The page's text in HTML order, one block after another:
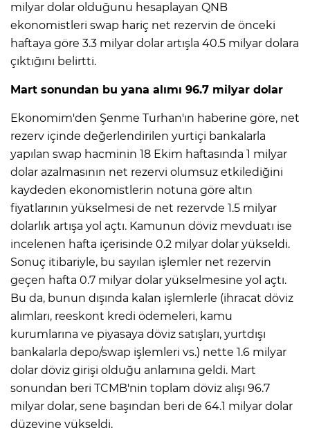
milyar dolar olduğunu hesaplayan QNB
ekonomistleri swap hariç net rezervin de önceki
haftaya göre 3.3 milyar dolar artışla 40.5 milyar dolara
çıktığını belirtti.
Mart sonundan bu yana alımı 96.7 milyar dolar
Ekonomim'den Şenme Turhan'ın haberine göre, net
rezerv içinde değerlendirilen yurtiçi bankalarla
yapılan swap hacminin 18 Ekim haftasında 1 milyar
dolar azalmasının net rezervi olumsuz etkilediğini
kaydeden ekonomistlerin notuna göre altın
fiyatlarının yükselmesi de net rezervde 1.5 milyar
dolarlık artışa yol açtı. Kamunun döviz mevduatı ise
incelenen hafta içerisinde 0.2 milyar dolar yükseldi.
Sonuç itibariyle, bu sayılan işlemler net rezervin
geçen hafta 0.7 milyar dolar yükselmesine yol açtı.
Bu da, bunun dışında kalan işlemlerle (ihracat döviz
alımları, reeskont kredi ödemeleri, kamu
kurumlarına ve piyasaya döviz satışları, yurtdışı
bankalarla depo/swap işlemleri vs.) nette 1.6 milyar
dolar döviz girişi olduğu anlamına geldi. Mart
sonundan beri TCMB'nin toplam döviz alışı 96.7
milyar dolar, sene başından beri de 64.1 milyar dolar
düzeyine yükseldi.